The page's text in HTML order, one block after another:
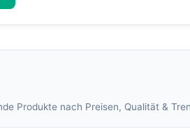
Produkte nach Preisen, Qualität &